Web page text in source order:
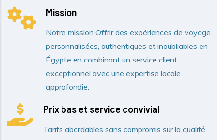
Mission
Notre mission Offrir des expériences de voyage
personnalisées, authentiques et inoubliables en
Égypte en combinant un service client
exceptionnel avec une expertise locale
approfondie.
Prix bas et service convivial
Tarifs abordables sans compromis sur la qualité